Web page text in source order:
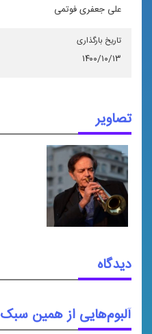
علی جعفری فوتمی
تاریخ بارگذاری
۱۴۰۰/۱۰/۱۳
تصاویر
دیدگاه
آلبوم‌هایی از همین سبک